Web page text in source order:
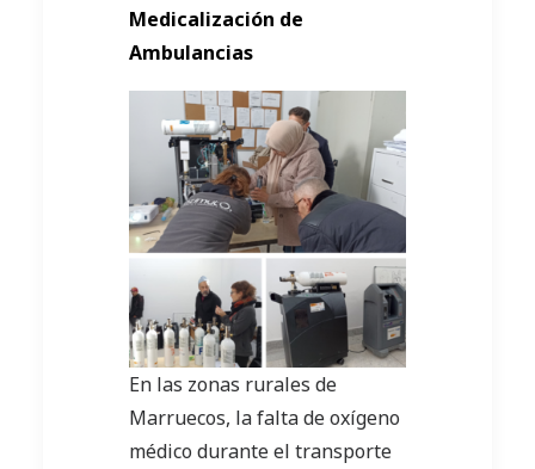
Medicalización de
Ambulancias
En las zonas rurales de
Marruecos, la falta de oxígeno
médico durante el transporte